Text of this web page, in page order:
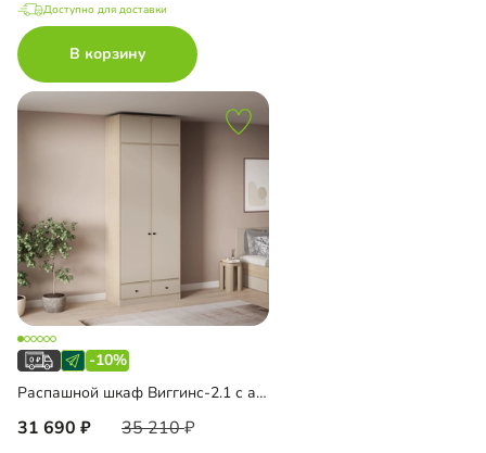
Доступно для доставки
В корзину
-10%
Распашной шкаф Виггинс-2.1 с антресолью
31 690 35 210